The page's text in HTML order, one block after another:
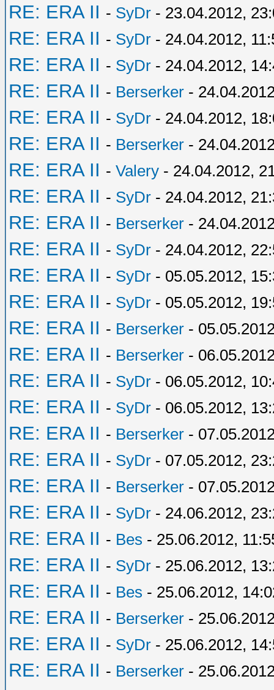
RE: ERA II - SyDr - 23.04.2012,
RE: ERA II - SyDr - 24.04.2012,
RE: ERA II - SyDr - 24.04.2012,
RE: ERA II - Berserker -
RE: ERA II - SyDr - 24.04.2012,
RE: ERA II - Berserker -
RE: ERA II - Valery - 24.04.2012,
RE: ERA II - SyDr - 24.04.2012,
RE: ERA II - Berserker -
RE: ERA II - SyDr - 24.04.2012,
RE: ERA II - SyDr - 05.05.2012,
RE: ERA II - SyDr - 05.05.2012,
RE: ERA II - Berserker -
RE: ERA II - Berserker -
RE: ERA II - SyDr - 06.05.2012,
RE: ERA II - SyDr - 06.05.2012,
RE: ERA II - Berserker -
RE: ERA II - SyDr - 07.05.2012,
RE: ERA II - Berserker -
RE: ERA II - SyDr - 24.06.2012,
RE: ERA II - Bes - 25.06.2012,
RE: ERA II - SyDr - 25.06.2012,
RE: ERA II - Bes - 25.06.2012,
RE: ERA II - Berserker -
RE: ERA II - SyDr - 25.06.2012,
RE: ERA II - Berserker -